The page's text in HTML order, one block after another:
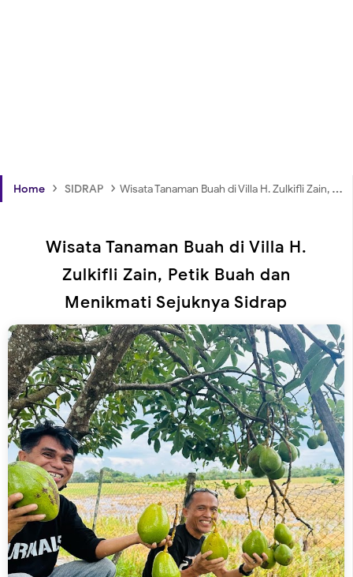
Home › SIDRAP › Wisata Tanaman Buah di Villa H. Zulkifli Zain, Petik Buah dan Menikmati Sejuknya Sidrap
Wisata Tanaman Buah di Villa H.
Zulkifli Zain, Petik Buah dan
Menikmati Sejuknya Sidrap